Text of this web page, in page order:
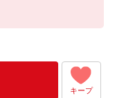
キープ